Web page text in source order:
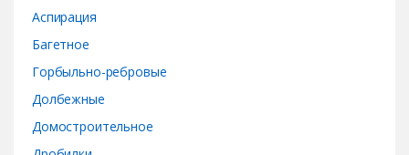
Аспирация
Багетное
Горбыльно-ребровые
Долбежные
Домостроительное